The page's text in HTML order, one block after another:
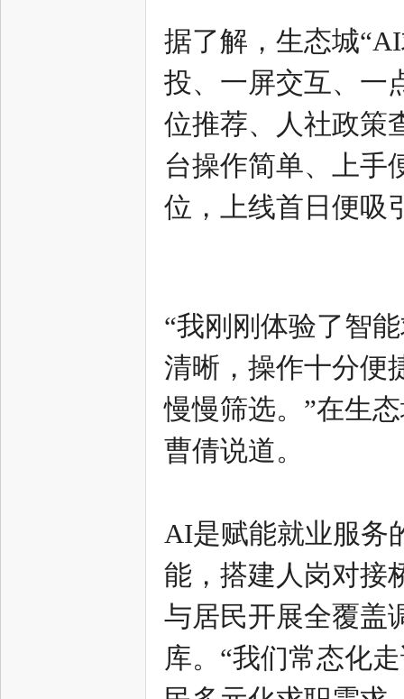
据了解，生态城
投、一屏交互、一
位推荐、人社政策
台操作简单、上手
位，上线首日便吸
“我刚刚体验了智
清晰，操作十分便
慢慢筛选。”在生
曹倩说道。
AI是赋能就业服务
能，搭建人岗对接
与居民开展全覆盖
库。“我们常态化